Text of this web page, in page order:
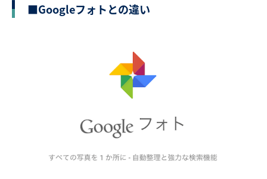
■Googleフォトとの違い